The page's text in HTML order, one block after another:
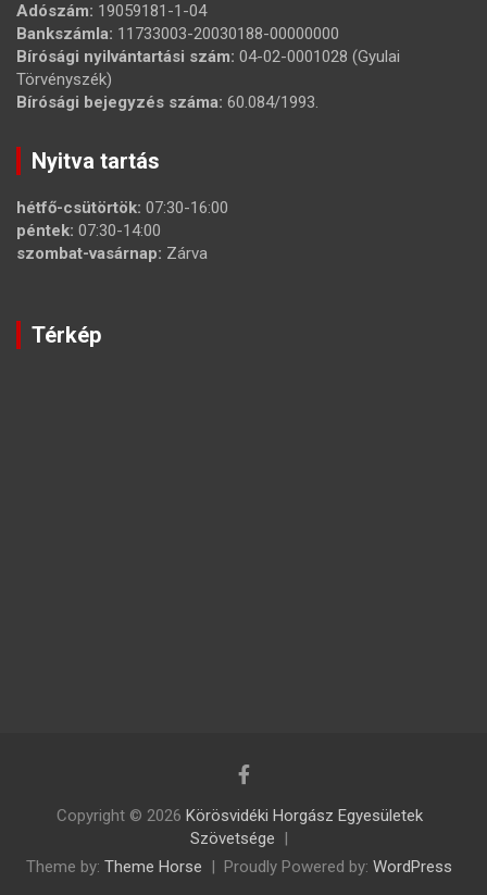
Adószám: 19059181-1-04
Bankszámla: 11733003-20030188-00000000
Bírósági nyilvántartási szám: 04-02-0001028 (Gyulai
Törvényszék)
Bírósági bejegyzés száma: 60.084/1993.
Nyitva tartás
hétfő-csütörtök: 07:30-16:00
péntek: 07:30-14:00
szombat-vasárnap: Zárva
Térkép
Copyright © 2026 Körösvidéki Horgász Egyesületek
Szövetsége
Theme by: Theme Horse Proudly Powered by: WordPress